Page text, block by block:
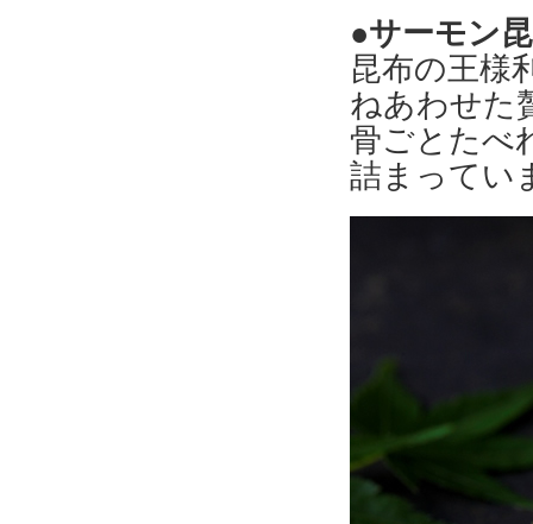
●サーモン
昆布の王様
ねあわせた
骨ごとたべ
詰まってい